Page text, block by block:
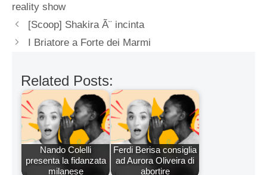
reality show
[Scoop] Shakira Ã¨ incinta
I Briatore a Forte dei Marmi
Related Posts:
Nando Colelli
presenta la fidanzata
milanese
Ferdi Berisa consiglia
ad Aurora Oliveira di
abortire